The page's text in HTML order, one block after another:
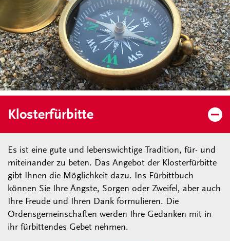
Klosterfürbitte
Es ist eine gute und lebenswichtige Tradition, für- und
miteinander zu beten. Das Angebot der Klosterfürbitte
gibt Ihnen die Möglichkeit dazu. Ins Fürbittbuch
können Sie Ihre Ängste, Sorgen oder Zweifel, aber auch
Ihre Freude und Ihren Dank formulieren. Die
Ordensgemeinschaften werden Ihre Gedanken mit in
ihr fürbittendes Gebet nehmen.